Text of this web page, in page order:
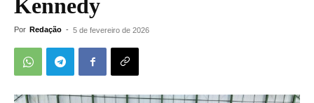
Kennedy
Por Redação - 5 de fevereiro de 2026